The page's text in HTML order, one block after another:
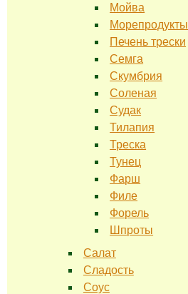
Мойва
Морепродукты
Печень трески
Семга
Скумбрия
Соленая
Судак
Тилапия
Треска
Тунец
Фарш
Филе
Форель
Шпроты
Салат
Сладость
Соус